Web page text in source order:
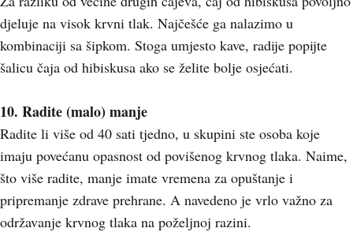
djeluje na visok krvni tlak. Najčešće ga nalazimo u
kombinaciji sa šipkom. Stoga umjesto kave, radije popijte
šalicu čaja od hibiskusa ako se želite bolje osjećati.
10. Radite (malo) manje
Radite li više od 40 sati tjedno, u skupini ste osoba koje
imaju povećanu opasnost od povišenog krvnog tlaka. Naime,
što više radite, manje imate vremena za opuštanje i
pripremanje zdrave prehrane. A navedeno je vrlo važno za
održavanje krvnog tlaka na poželjnoj razini.